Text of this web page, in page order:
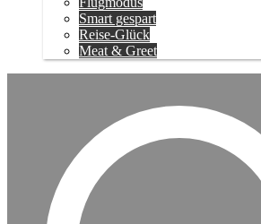
Smart gespart
Reise-Glück
Meat & Greet